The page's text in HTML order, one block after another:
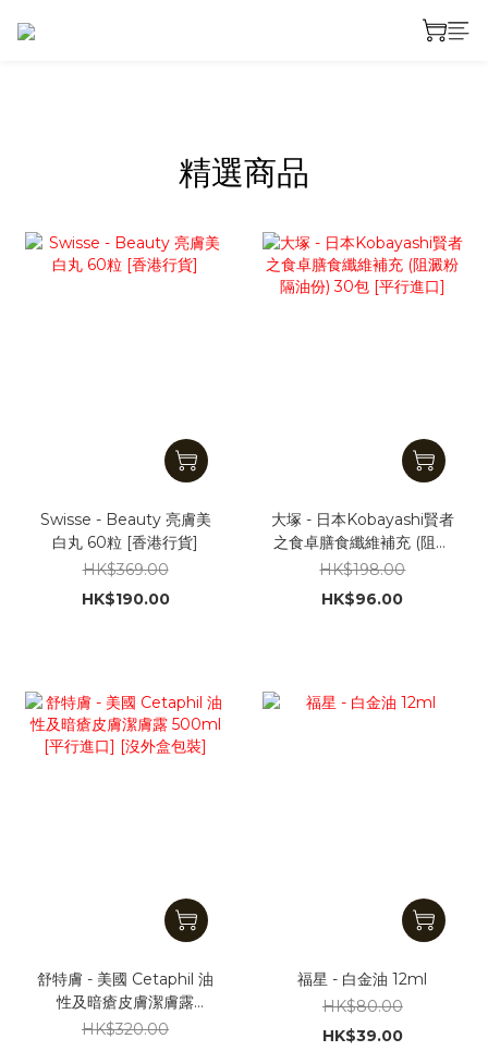
精選商品
Swisse - Beauty 亮膚美
白丸 60粒 [香港行貨]
HK$369.00
HK$190.00
大塚 - 日本Kobayashi賢者
之食卓膳食纖維補充 (阻澱
粉隔油份) 30包 [平行進口]
HK$198.00
HK$96.00
舒特膚 - 美國 Cetaphil 油
性及暗瘡皮膚潔膚露
500ml [平行進口] [沒外盒
HK$320.00
福星 - 白金油 12ml
HK$80.00
HK$39.00